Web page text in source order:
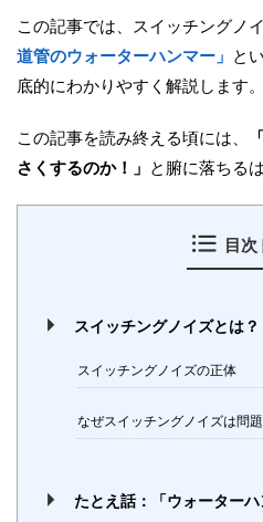
この記事では、スイッチングノ
道管のウォーターハンマー」 と
底的にわかりやすく解説します。
この記事を読み終える頃には、
さくするのか！」 と腑に落ちる
目次
スイッチングノイズとは
スイッチングノイズの正体
なぜスイッチングノイズは問
たとえ話：「ウォーター